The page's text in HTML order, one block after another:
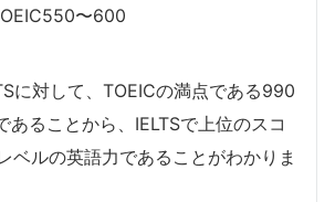
〜600
に対して、TOEICの満点である990
あることから、IELTSで上位のスコ
ベルの英語力であることがわかりま